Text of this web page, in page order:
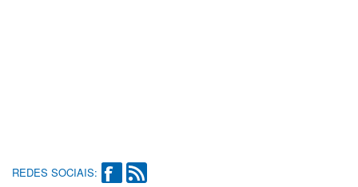
REDES SOCIAIS: